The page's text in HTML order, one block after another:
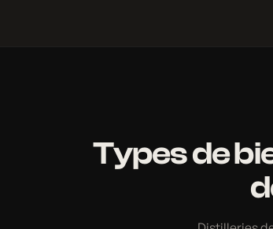
Types de